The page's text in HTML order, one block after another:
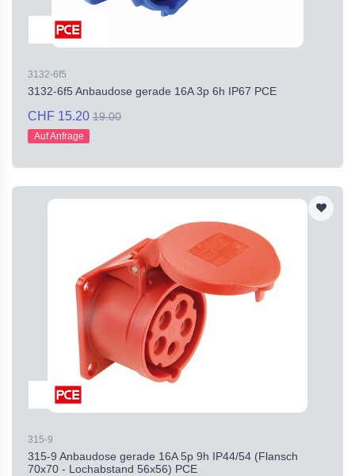
3132-6f5
3132-6f5 Anbaudose gerade 16A 3p 6h IP67 PCE
CHF 15.20 19.00
Auf Anfrage
315-9
315-9 Anbaudose gerade 16A 5p 9h IP44/54 (Flansch
70x70 - Lochabstand 56x56) PCE